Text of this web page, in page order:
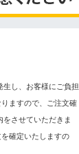
し、お客様にご負担
ますので、ご注文確
させていただきま
確定いたしますの